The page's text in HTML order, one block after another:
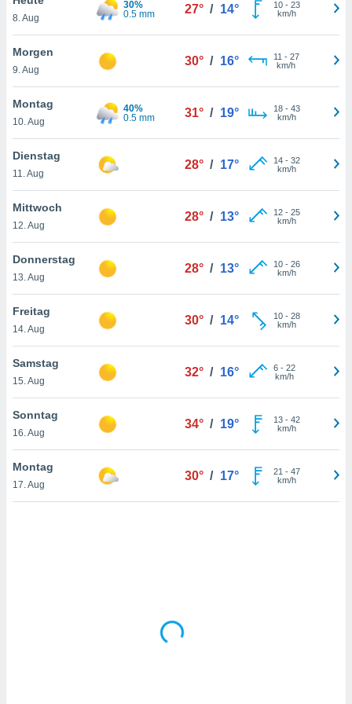
oder
Partner
es uns
das
der
Profil zu
Ihnen
finden
. Sie
jederzeit
Rand
8. Aug
30%
0.5 mm
27° / 14° 10- 23
km/h
Morgen
9. Aug
30° / 16° 11 - 27
km/h
Montag
10. Aug
40%
0.5 mm
31° / 19° 18- 43
km/h
Dienstag
11. Aug
28° / 17° 14- 32
km/h
Mittwoch
12. Aug
28° / 13° 12- 25
km/h
Donnerstag
13. Aug
28° / 13° 10- 26
km/h
Freitag
14. Aug
30° / 14° 10- 28
km/h
Samstag
15. Aug
32° / 16° 6- 22
km/h
Sonntag
16. Aug
34° / 19° 13- 42
km/h
Montag
17. Aug
30° / 17° 21 - 47
km/h